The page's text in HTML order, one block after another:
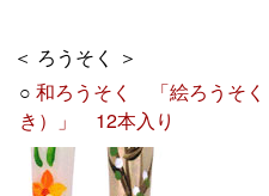
＜ ろうそく ＞
○和ろうそく 「絵ろうそ
き）」 12本入り